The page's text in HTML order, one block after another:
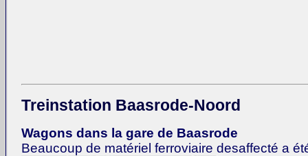
Treinstation Baasrode-Noord
Wagons dans la gare de Baasrode
Beaucoup de matériel ferroviaire desaffecté a